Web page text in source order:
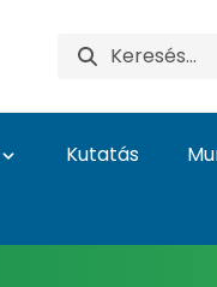
Kutatás